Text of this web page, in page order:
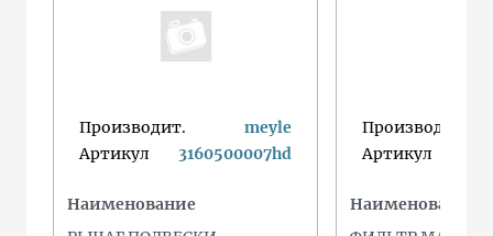
Производит.
meyle
Артикул
3160500007hd
Наименование
Производит.
Артикул
Наименование